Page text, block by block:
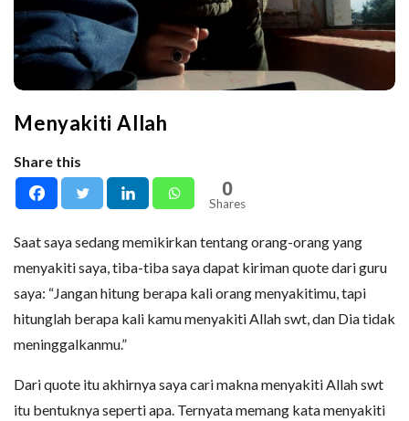
Menyakiti Allah
Share this
0
Shares
Saat saya sedang memikirkan tentang orang-orang yang
menyakiti saya, tiba-tiba saya dapat kiriman quote dari guru
saya: “Jangan hitung berapa kali orang menyakitimu, tapi
hitunglah berapa kali kamu menyakiti Allah swt, dan Dia tidak
meninggalkanmu.”
Dari quote itu akhirnya saya cari makna menyakiti Allah swt
itu bentuknya seperti apa. Ternyata memang kata menyakiti